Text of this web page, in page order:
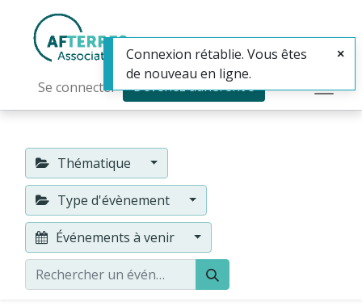
Se connecter Devenez adhérent·e
Thématique
Type d'évènement
Événements à venir
Connexion rétablie. Vous êtes
de nouveau en ligne.